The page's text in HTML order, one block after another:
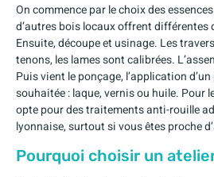
On commence par le choix des
d’autres bois locaux offrent différentes
Ensuite, découpe et usinage. Les
tenons, les lames sont calibrées.
Puis vient le ponçage, l’application
souhaitée : laque, vernis ou huile. Pour
opte pour des traitements anti-rouille
lyonnaise, surtout si vous êtes proche
Pourquoi choisir un